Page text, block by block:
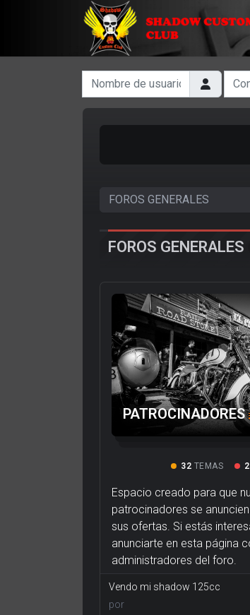
Nombre de usuario
FOROS GENERALES
PATROCINADORES
32 TEMAS
Espacio creado para que
patrocinadores se
sus ofertas. Si estás
anunciarte en esta página
administradores del foro.
Vendo mi shadow 125cc
por